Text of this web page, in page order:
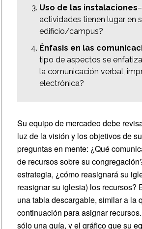
Uso de las instalaciones
actividades tienen lugar en
edificio/campus?
Énfasis en las
tipo de aspectos se
la comunicación verbal,
electrónica?
Su equipo de mercadeo debe
luz de la visión y los objetivos de
preguntas en mente: ¿Qué
de recursos sobre su
estrategia, ¿cómo reasignará su
reasignar su iglesia) los recursos?
una tabla descargable, similar a la
continuación para asignar
sólo una guía, y el gráfico que su
Success